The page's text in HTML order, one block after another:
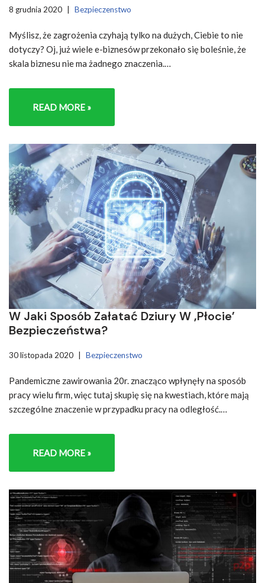
8 grudnia 2020 Bezpieczenstwo
Myślisz, że zagrożenia czyhają tylko na dużych, Ciebie to nie
dotyczy? Oj, już wiele e-biznesów przekonało się boleśnie, że
skala biznesu nie ma żadnego znaczenia.…
READ MORE »
W Jaki Sposób Załatać Dziury W ‚płocie’
Bezpieczeństwa?
30 listopada 2020 Bezpieczenstwo
Pandemiczne zawirowania 20r. znacząco wpłynęły na sposób
pracy wielu firm, więc tutaj skupię się na kwestiach, które mają
szczególne znaczenie w przypadku pracy na odległość.…
READ MORE »